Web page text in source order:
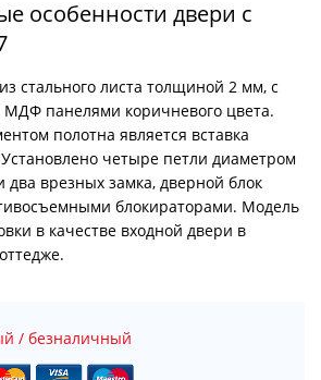
особенности двери с
стального листа толщиной 2 мм, с
МДФ панелями коричневого цвета.
полотна является вставка
четыре петли диаметром
два врезных замка, дверной блок
блокираторами. Модель
в качестве входной двери в
/ безналичный